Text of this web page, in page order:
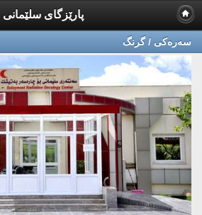
پارێزگای سلێمانی
سه‌ره‌كی / گرنگ